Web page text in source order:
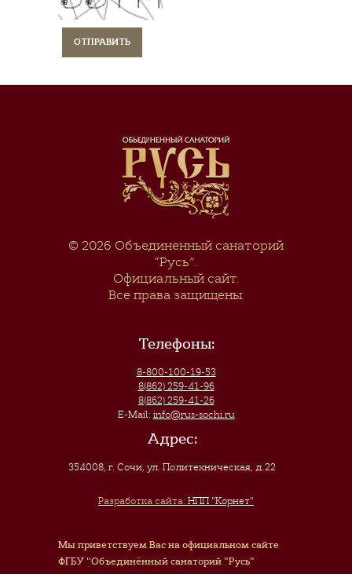
© 2026 Объединенный санаторий
“Русь”.
Официальный сайт.
Все права защищены.
Телефоны:
8-800-100-19-53
8(862) 259-41-96
8(862) 259-41-26
E-Mail: info@rus-sochi.ru
Адрес:
354008, г. Сочи,ул. Политехническая, д.22
Разработка сайта: НПП "Корнет"
Мы приветствуем Вас на официальном сайте
ФГБУ "Объединённый санаторий "Русь"